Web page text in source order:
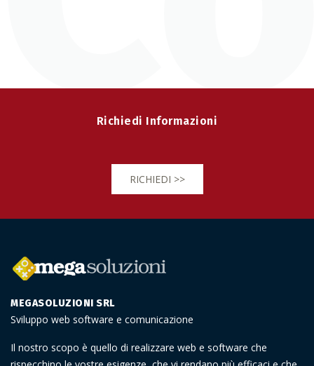
Richiedi Informazioni
RICHIEDI >>
MEGASOLUZIONI SRL
Sviluppo web software e comunicazione
Il nostro scopo è quello di realizzare web e software che